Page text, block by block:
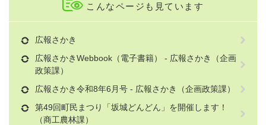
こんなページも見ています
広報さかき
広報さかきWebbook（電子書籍） - 広報さかき（企画
政策課）
広報さかき令和8年6月号 - 広報さかき（企画政策課）
第49回町民まつり「坂城どんどん」を開催します！
（商工農林課）